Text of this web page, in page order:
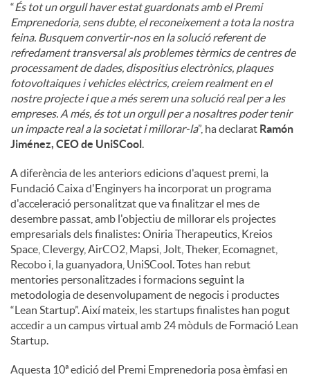
“És tot un orgull haver estat guardonats amb el Premi
Emprenedoria, sens dubte, el reconeixement a tota la nostra
feina. Busquem convertir-nos en la solució referent de
refredament transversal als problemes tèrmics de centres de
processament de dades, dispositius electrònics, plaques
fotovoltaiques i vehicles elèctrics, creiem realment en el
nostre projecte i que a més serem una solució real per a les
empreses. A més, és tot un orgull per a nosaltres poder tenir
un impacte real a la societat i millorar-la”, ha declarat Ramón
Jiménez, CEO de UniSCool .
A diferència de les anteriors edicions d'aquest premi, la
Fundació Caixa d'Enginyers ha incorporat un programa
d'acceleració personalitzat que va finalitzar el mes de
desembre passat, amb l'objectiu de millorar els projectes
empresarials dels finalistes: Oniria Therapeutics, Kreios
Space, Clevergy, AirCO2, Mapsi, Jolt, Theker, Ecomagnet,
Recobo i, la guanyadora, UniSCool. Totes han rebut
mentories personalitzades i formacions seguint la
metodologia de desenvolupament de negocis i productes
“Lean Startup”. Així mateix, les startups finalistes han pogut
accedir a un campus virtual amb 24 mòduls de Formació Lean
Startup.
Aquesta 10ª edició del Premi Emprenedoria posa èmfasi en